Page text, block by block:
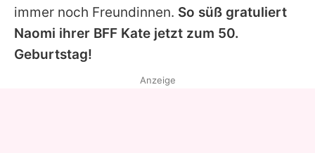
immer noch Freundinnen. So süß gratuliert
Naomi ihrer BFF Kate jetzt zum 50.
Geburtstag!
Anzeige